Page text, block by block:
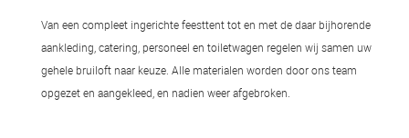
Van een compleet ingerichte feesttent tot en met de daar bijhorende
aankleding, catering, personeel en toiletwagen regelen wij samen uw
gehele bruiloft naar keuze. Alle materialen worden door ons team
opgezet en aangekleed, en nadien weer afgebroken.